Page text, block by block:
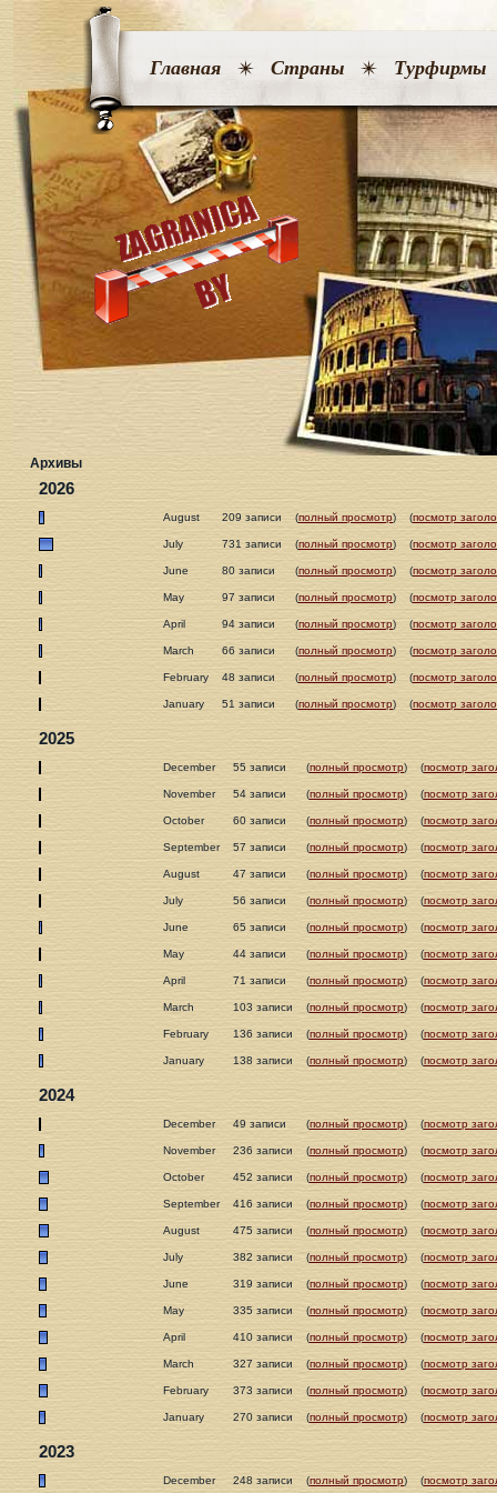
Главная Страны Турфирмы
Архивы
2026
August 209 записи (полный просмотр) (посмотр
July 731 записи (полный просмотр) (посмотр
June 80 записи (полный просмотр) (посмотр
May 97 записи (полный просмотр) (посмотр
April 94 записи (полный просмотр) (посмотр
March 66 записи (полный просмотр) (посмотр
February 48 записи (полный просмотр) (посмотр
January 51 записи (полный просмотр) (посмотр
2025
December 55 записи (полный просмотр) (посмотр
November 54 записи (полный просмотр) (посмотр
October 60 записи (полный просмотр) (посмотр
September 57 записи (полный просмотр) (посмотр
August 47 записи (полный просмотр) (посмотр
July 56 записи (полный просмотр) (посмотр
June 65 записи (полный просмотр) (посмотр
May 44 записи (полный просмотр) (посмотр
April 71 записи (полный просмотр) (посмотр
March 103 записи (полный просмотр) (посмотр
February 136 записи (полный просмотр) (посмотр
January 138 записи (полный просмотр) (посмотр
2024
December 49 записи (полный просмотр) (посмотр
November 236 записи (полный просмотр) (посмотр
October 452 записи (полный просмотр) (посмотр
September 416 записи (полный просмотр) (посмотр
August 475 записи (полный просмотр) (посмотр
July 382 записи (полный просмотр) (посмотр
June 319 записи (полный просмотр) (посмотр
May 335 записи (полный просмотр) (посмотр
April 410 записи (полный просмотр) (посмотр
March 327 записи (полный просмотр) (посмотр
February 373 записи (полный просмотр) (посмотр
January 270 записи (полный просмотр) (посмотр
2023
December 248 записи (полный просмотр) (посмотр